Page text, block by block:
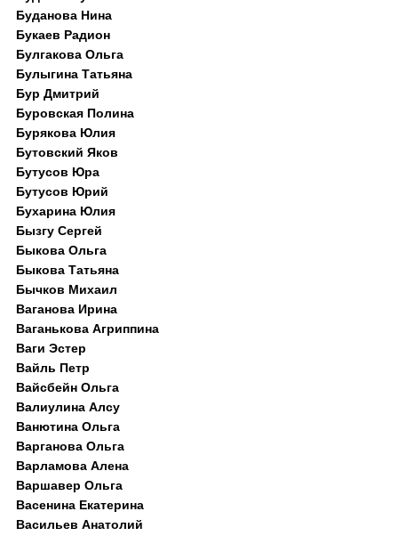
Буданова Нина
Букаев Радион
Булгакова Ольга
Булыгина Татьяна
Бур Дмитрий
Буровская Полина
Бурякова Юлия
Бутовский Яков
Бутусов Юра
Бутусов Юрий
Бухарина Юлия
Бызгу Сергей
Быкова Ольга
Быкова Татьяна
Бычков Михаил
Ваганова Ирина
Ваганькова Агриппина
Ваги Эстер
Вайль Петр
Вайсбейн Ольга
Валиулина Алсу
Ванютина Ольга
Варганова Ольга
Варламова Алена
Варшавер Ольга
Васенина Екатерина
Васильев Анатолий